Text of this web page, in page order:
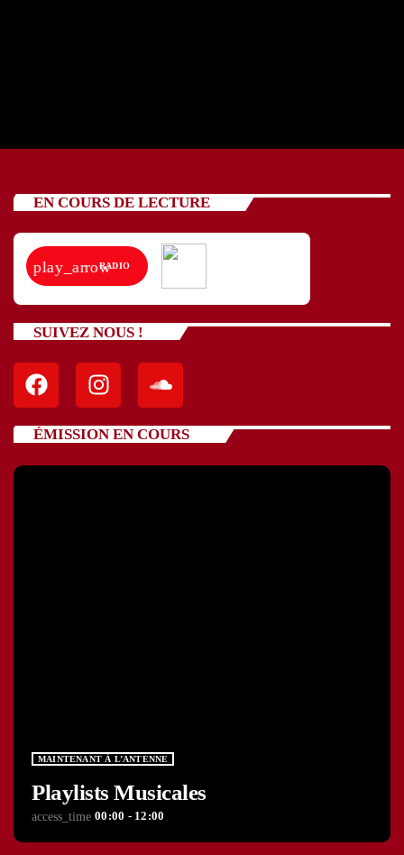
EN COURS DE LECTURE
play_arrowRADIO
SUIVEZ NOUS !
ÉMISSION EN COURS
MAINTENANT À L’ANTENNE
Playlists Musicales
access_time 00:00 - 12:00